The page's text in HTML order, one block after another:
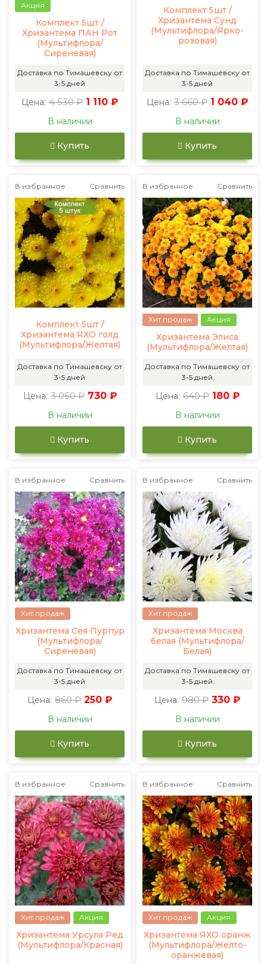
Акция
Комплект 5шт /
Хризантема ПАН Рот
(Мультифлора/
Сиреневая)
Доставка по Тимашевску от
3-5 дней
Цена: 4 530 ₽ 1 110 ₽
В наличии
Купить
Комплект 5шт /
Хризантема Сунд
(Мультифлора/Ярко-
розовая)
Доставка по Тимашевску от
3-5 дней
Цена: 3 660 ₽ 1 040 ₽
В наличии
Купить
В избранное Сравнить
Комплект 5шт /
Хризантема ЯХО голд
(Мультифлора/Желтая)
Доставка по Тимашевску от
3-5 дней
Цена: 3 050 ₽ 730 ₽
В наличии
Купить
В избранное Сравнить
Хит продаж Акция
Хризантема Элиса
(Мультифлора/Желтая)
Доставка по Тимашевску от
3-5 дней
Цена: 640 ₽ 180 ₽
В наличии
Купить
В избранное Сравнить
Хит продаж
Хризантема Сея Пурпур
(Мультифлора/
Сиреневая)
Доставка по Тимашевску от
3-5 дней
Цена: 860 ₽ 250 ₽
В наличии
Купить
В избранное Сравнить
Хит продаж
Хризантема Москва
белая (Мультифлора/
Белая)
Доставка по Тимашевску от
3-5 дней
Цена: 980 ₽ 330 ₽
В наличии
Купить
В избранное Сравнить
Хит продаж Акция
Хризантема Урсула Ред
(Мультифлора/Красная)
В избранное Сравнить
Хит продаж Акция
Хризантема ЯХО оранж
(Мультифлора/Желто-
оранжевая)